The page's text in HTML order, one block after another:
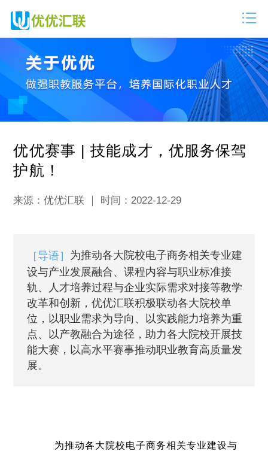
优优赛事 | 技能成才，优服务保驾
护航！
来源：优优汇联 ｜ 时间：2022-12-29
［导语］ 为推动各大院校电子商务相关专业建
设与产业发展融合、课程内容与职业标准接
轨、人才培养过程与企业实际需求对接等教学
改革和创新，优优汇联积极联动各大院校单
位，以职业需求为导向、以实践能力培养为重
点、以产教融合为途径，助力各大院校开展技
能大赛，以高水平赛事推动职业教育高质量发
展。